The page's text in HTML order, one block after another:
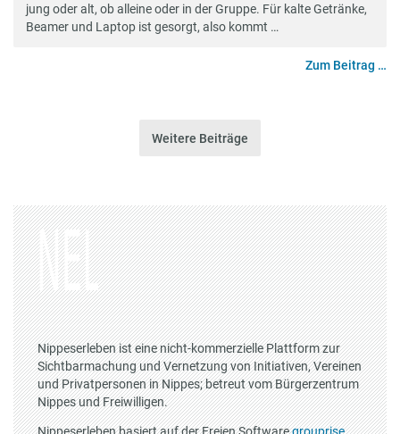
jung oder alt, ob alleine oder in der Gruppe. Für kalte Getränke,
Beamer und Laptop ist gesorgt, also kommt …
Zum Beitrag …
Weitere Beiträge
Nippeserleben ist eine nicht-kommerzielle Plattform zur
Sichtbarmachung und Vernetzung von Initiativen, Vereinen
und Privatpersonen in Nippes; betreut vom Bürgerzentrum
Nippes und Freiwilligen.